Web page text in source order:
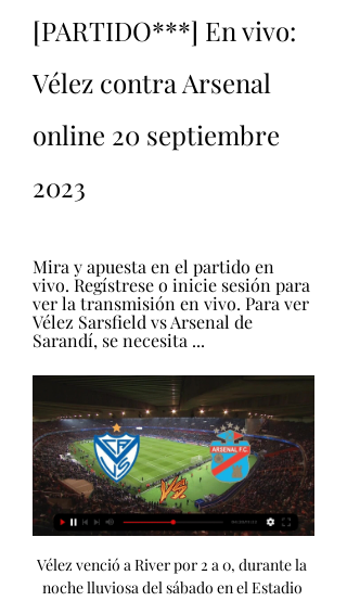
[PARTIDO***] En vivo:
Vélez contra Arsenal
online 20 septiembre
2023
Mira y apuesta en el partido en
vivo. Regístrese o inicie sesión para
ver la transmisión en vivo. Para ver
Vélez Sarsfield vs Arsenal de
Sarandí, se necesita ...
Vélez venció a River por 2 a 0, durante la noche lluviosa del sábado en el Estadio José Amalfitani. Claudio Aquino y Santiago Castro los goles para el triunfazo fortinero. “Espero que sea el comienzo de algo lindo” Feliz por la gran victoria en casa, Sebastián Méndez brindó su conferencia de prensa. Resaltó la entrega del equipo y el aliento del hincha. "Jugamos el mejor partido desde que asumí", sostuvo el Gallego. Volver al lugar donde fueron felices Por primera vez, el equipo Senior jugó oficialmente en el Polideportivo y una gran cantidad de hinchas disfrutaron del cruce ante River, por la Fecha 16 del Torneo. 

Datos curiosos de River – Arsenal En el profesionalismo River y Arsenal se enfrentaron 31 veces. El Millonario ganó 14; el Arse, seis, y empataron en 11 oportunidades. Arsenal ganó una sola vez en El Monumental y se dio justamente en el último enfrentamiento entre ambos por la fecha #5 de la Liga Profesional del Fútbol Argentino 2023, cuando lo venció por 2-1. 

Agustín Sández 15. Facundo Mallo Blanco 31. Facundo Agüero 16. Alan Rodríguez 2. Carlos Quintana 38. Fernando Rodríguez 26. Sebastián Ismael Cortez Díaz 6. Juan Cruz Komar 4. Damián Martínez 17. Ulises Ciccioli Mediocampista 14. Dannovi Quiñones 23. Giovanni Bogado 27. Marcelo Acosta 13. Jaminton Campaz 8. Alejo Agustín Toledo Gamarra 22. Lautaro Giaccone 30. Tomás O' Connor 45. Kevin Ortíz 10. Víctor Ignacio Malcorra 5. Francis Mac Allister 18. Francesco Lo Celso 42. Leandro Iglesias 7. 

Autoentrada: Sitio Oficial de Venta de Entradas Vélez Sarsfield vs. Arsenal - Liga Profesional. Miércoles 20 Septiembre TIERRA DE LUZ NOBS, LINEA ZERO, AGUSTIN PUCHETA. Jueves 02 Noviembre Teatro Alberdi ...

(Ver en vivo) Partido de hoy Huracán-Gimnasia en vivo 20 hace 56 minutos — 31 ene 2020 — Fecha, horario, cómo ver online y dónde ver en televisión el Huracán-Gimnasia partido de la fecha 18 de la Superliga Argentina ...

Walter Montoya Delantero 9. Tobías Cervera 11. Maximiliano Lovera 24. Octavio Bianchi 39. Fabricio Oviedo 25. Juan Cruz Cerrudo 29. Luca Martínez Dupuy Cuerpo Técnico EA. y VA. Juvenal Rodríguez PF. Miguel Quiroga PF. Jorge Rey Strigio AC. Claudio Úbeda DT. Miguel Ángel Russo AC. Hugo Galloni Cuerpo Médico M. Hernán Giuria N. Cecilia Delpupo K. Leandro Arri K. Eduardo Brienzo Auxiliares ST. Federico Lussenhoff AV. 

ARTURO UMBERTO ILLIA" Martes 05 Septiembre al Domingo 05 Noviembre 2023 Av. Poeta Lugones 395, Córdoba, Argentina MUSEO SUPERIOR DE BELLAS ARTES "EVITA" - PALACIO FERREYRA Martes 05 Septiembre al Domingo 05 Noviembre 2023 Av. Hipólito Yrigoyen 511, Córdoba, Argentina MUSEO EMILIO CARAFFA Martes 05 Septiembre al Domingo 05 Noviembre 2023 Avenida Poeta Lugones 411, Córdoba, Argentina ESPACIO CULTURAL MUSEO DE LAS MUJERES Martes 05 Septiembre al Sábado 04 Noviembre 2023 Rivera Indarte 55, Córdoba, Argentina EL CONTRABAJO Viernes 08 al Sábado 30 de Septiembre 2023 Teatro Real, San Jerónimo 66, Córdoba, Argentina CONCIERTO POP PRIMAVERA - HEROES, SUPERHEROES Y VILLANOS Jueves 14 al Sábado 23 de Septiembre 2023 Teatro Alberdi, Jujuy & Juan Crisóstomo Álvarez, Tucumán, Argentina CIRCUITO 3 MUSEOS (CARAFFA-FERREYRA-DIONISI) Martes 19 Septiembre al Domingo 08 Octubre 2023 Museo Caraffa - Museo Dionisi - Museo Ferreyra Vélez Sarsfield vs. 

Velez Sarsfield vs Arsenal de Sarandi live score,prediction() Where to watch Velez Sarsfield vs Arsenal de Sarandi online?AiScore provides Velez En vivo PuntuaciónFutbol Canlı Skor足球比分直播Sepakbola Langsung Skor ...

Club Atlético Rosario Central - Rosario Central#SiguiendoAlGuerrero Seguinos en redes y enterate el minuto a minuto de lo que está pasando en el club. Ser socio significa formar parte, colaborando de forma activa con el club, porque los socios son los protagonistas. SOS CANALLA. SOS PARTE. Newsletter Déjanos tu mail y suscribirte a nuestro newsletter para recibir todas las novedades del club. Arquero 21. Valentino Quintero Defensor 3. 

Poeta Lugones 401, Córdoba, Argentina CAMPEDRINOS - LA NOCHE PERFECTA Sábado 30 Septiembre Teatro Alberdi, Jujuy & Juan Crisóstomo Álvarez, Tucumán, Argentina TENEME PACIENCIA CON EDITH HERMIDA Sábado 30 Septiembre Teatro Ciudad de las Artes, Av. Pablo Ricchieri, Cba, Argentina ALICIA EL MUSICAL de Vanegas/Flores Torres Domingo 01 Octubre Teatro Ciudad de las Artes, Av. Pablo Ricchieri, Cba, Argentina TRAVESURAS Domingo 01 al Martes 03 de Octubre 2023 Teatro Alberdi, Jujuy & Juan Crisóstomo Álvarez, Tucumán, Argentina RADOJKA Jueves 05 Octubre Teatro Alberdi, Jujuy & Juan Crisóstomo Álvarez, Tucumán, Argentina LOS VISITANTES Jueves 05 Octubre Intendente Ramón Bautista Mestre 1150, Córdoba, Argentina TC PICKUP Viernes 06 al Domingo 08 de Octubre 2023 Hipolito Yrigoyen 4850, Comodoro Rivadavia, Chubut, Argentina TODOS LOS DIAS DE HILDA Viernes 06 Octubre Teatro Ciudad de las Artes, Av. Pablo Ricchieri, Cba, Argentina COPA HOCH SPORT-NUCLEOFIT Sábado 07 Octubre Teatro Ciudad de las Artes, Av. 

Luego, River saldría campeón. El primer partido entre ambos se dio por la fecha #7 del Torneo Apertura 2003, cuando empataron 0-0. Últimos 5 partidos entre River y Arsenal River 1 – 2 Arsenal – Liga Profesional del Fútbol Argentino 2023 – Fecha #5 Arsenal 0 – 0 River – Liga Profesional del Fútbol Argentino 2022 – Fecha #3 River 1 – 0 Arsenal – Campeonato 2021 – Fecha #12 Arsenal 0 – 0 River – Copa de la Liga 2021 – Fecha #8 River 2 – 1 Arsenal – Copa de la Liga 2020 – Fecha #3 – Fase Campeón La fecha #4 también tendrá a uno de los clásicos con más historia en el fútbol argentino. 

mié20 11:00 hs. Villa Olímpica Vélez vs Tigre Por la Fecha 7 de la Copa Proyección. 18:30 hs. Estadio José Amalfitani Vélez vs Arsenal Por la quinta fecha de la Copa de Liga 2023. sáb23 21:00 hs. Estadio Tomás A. Ducó Huracán vs Vélez Por la sexta fecha de la Copa de Liga 2023. Más de mil descuentos exclusivos El resumen del partido Vélez cayó ante Gimnasia por 2 a 1 en La Plata, por la fecha 4 de la Copa de Liga. 

Ver EN VIVO ONLINE Vélez vs Arsenal por ESPN Premium 30 jun 2023 — Ver EN VIVO ONLINE Vélez vs Arsenal por ESPN Premium, Torneo Binance 2023: formaciones, cuándo es, dónde y cómo verlo por internet en streaming ...

INDEPENDIENTE Vélez SarsfieldVEL, 6Pts, +2. IndependienteIND, 6Pts, +1. Primera · Copa de Liga LAS DIABLAS EN VIVO VS. FERRO. Las Diablas reciben a Ferro en Villa Domínico ...

Por su parte, River jugará el domingo 17, a las 19:30, ante Arsenal en El Monumental, escenario de su último enfrentamiento por el torneo pasado y que curiosamente fue la única victoria de los de Sarandí en Núñez. Los tres encuentros tendrán transmisión en VIVO por ESPN Premium. El Millonario buscará levantar cabeza tras caer en dos de sus tres actuaciones en el torneo local y lo intentará hacer en su casa. Por su parte, los de Sarandí quieren dar el batacazo en Núñez y soñar con una remontada que lo alejé de la zona del descenso, aunque se encuentra muy comprometido. 

Vélez SarsfieldFútbol Convocados vs Arsenal Sebastián Méndez confirmó 24 futbolistas para recibir este miércoles a Arsenal en el Estadio José Amalfitani por la quinta fecha de Copa de Liga 2023. UN GRAN CLUB Videos “Tiene que ser ya la reacción” mar19 16:15 hs. Villa Olímpica Entrenamiento Trabajos primer equipo. Concentración. 

San Lorenzo y Racing se verán las caras en el Nuevo Gasómetro. El Ciclón viene de dos empates consecutivos y buscará el triunfo que lo meta en zona de clasificación a la siguiente instancia de la Copa de la Liga. En tanto, la Academia disputará su tercer partido como visitante en cuatro cotejos disputados e intentará mantener su buen comienzo en el certamen (dos victorias y un empate). Últimos 5 partidos entre San Lorenzo y Racing Racing 1 – 1 San Lorenzo – Liga Profesional del Fútbol Argentino 2023 – Fecha #23 Racing 1 – 2 San Lorenzo – Liga Profesional del Fútbol Argentino 2022 – Fecha #15 San Lorenzo 1 – 1 Racing – Copa de la Liga 2022 – Fecha #14 San Lorenzo 1 – 1 Racing – Campeonato 2021 – Fecha #11 Racing 2 – 0 San Lorenzo – Copa de la Liga 2021 – Fecha #13 Córdoba se paralizará el próximo sábado al disputarse uno de los clásicos de la provincia: Talleres vs. 

Arsenal - Liga Profesional Miércoles 20 Septiembre Estadio José Amalfitani, Avenida Juan Bautista Justo, Buenos Aires, Argentina CIRCOMANIA-EL CAOTICO ENCANTO DE UN CIRCO SIN MAGIA Miércoles 20 Septiembre Teatro Real, San Jerónimo 66, Córdoba, Argentina MURGA LA TUNGA TUNGA-CUARTETO Y CARNAVAL Jueves 21 Septiembre Centro Cultural Córdoba, Av. Poeta Lugones 401, Córdoba, Argentina ORQUESTA ACADEMICA JUVENIL Jueves 21 Septiembre Teatro del Libertador "Gral San Martín", Av. Vélez Sarsfield 365, Córdoba, Argentina HISTERIOTIPOS Jueves 21 Septiembre Teatro Ciudad de las Artes, Av. Pablo Ricchieri, Cba, Argentina LA MANSION ZOMBIE Viernes 22 Septiembre al Domingo 05 Noviembre 2023 Av. 

Libertad esquina Alberdi, Carlos Paz, Córdoba, Argentina EL SEÑOR PUNTILA Y SU CRIADO MATTI B. BRECHT Viernes 22 al Domingo 24 de Septiembre 2023 Teatro Real, San Jerónimo 66, Córdoba, Argentina BANDA SINFONICA DE LA PROVINCIA Viernes 22 Septiembre Teatro del Libertador "Gral San Martín", Av. Vélez Sarsfield 365, Córdoba, Argentina LACAMERATA EN CONCIERTO Viernes 22 Septiembre Centro Cultural Córdoba, Av. Poeta Lugones 401, Córdoba, Argentina EL FESTIN DEL ETERNO RETORNO Viernes 22 Septiembre Teatro Ciudad de las Artes, Av. Pablo Ricchieri, Cba, Argentina ORQUESTA PROVINCIAL DE MÚSICA CIUDADANA Sábado 23 Septiembre Teatro del Libertador "Gral San Martín", Av. 

El confundido River de Demichelis busca recuperar la hace 3 días — El confundido River de Demichelis busca recuperar la memoria ante Arsenal: hora y cómo verlo en vivo. Luego de la dura derrota ante Vélez, y ...

Vélez Sarsfield 1-0 Arsenal Sarandi (30 de Jun., 2023) Resumen del partido Vélez Sarsfield vs. Arsenal Sarandi Liga Profesional De Argentina resultado final 1-0, jugado el 30 de Junio, 2023 en ESPN.

Pablo Ricchieri, Cba, Argentina MIGUEL CANTILO Viernes 20 Octubre Centro Cultural Córdoba, Av.